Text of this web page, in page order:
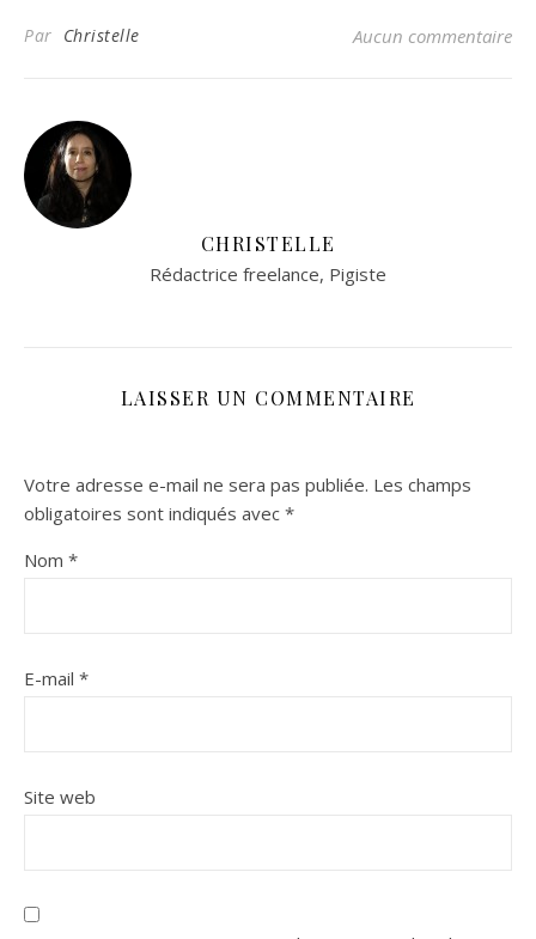
Par Christelle Aucun commentaire
CHRISTELLE
Rédactrice freelance, Pigiste
LAISSER UN COMMENTAIRE
Votre adresse e-mail ne sera pas publiée. Les champs
obligatoires sont indiqués avec *
Nom *
E-mail *
Site web